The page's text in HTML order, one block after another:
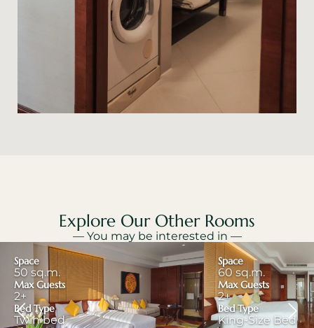
Explore Our Other Rooms
— You may be interested in —
Space
50 sq.m.
Max Guests
2+
Bed Type
Twin bed
Space
60 sq.m.
Max Guests
2+
Bed Type
King-Size Bed